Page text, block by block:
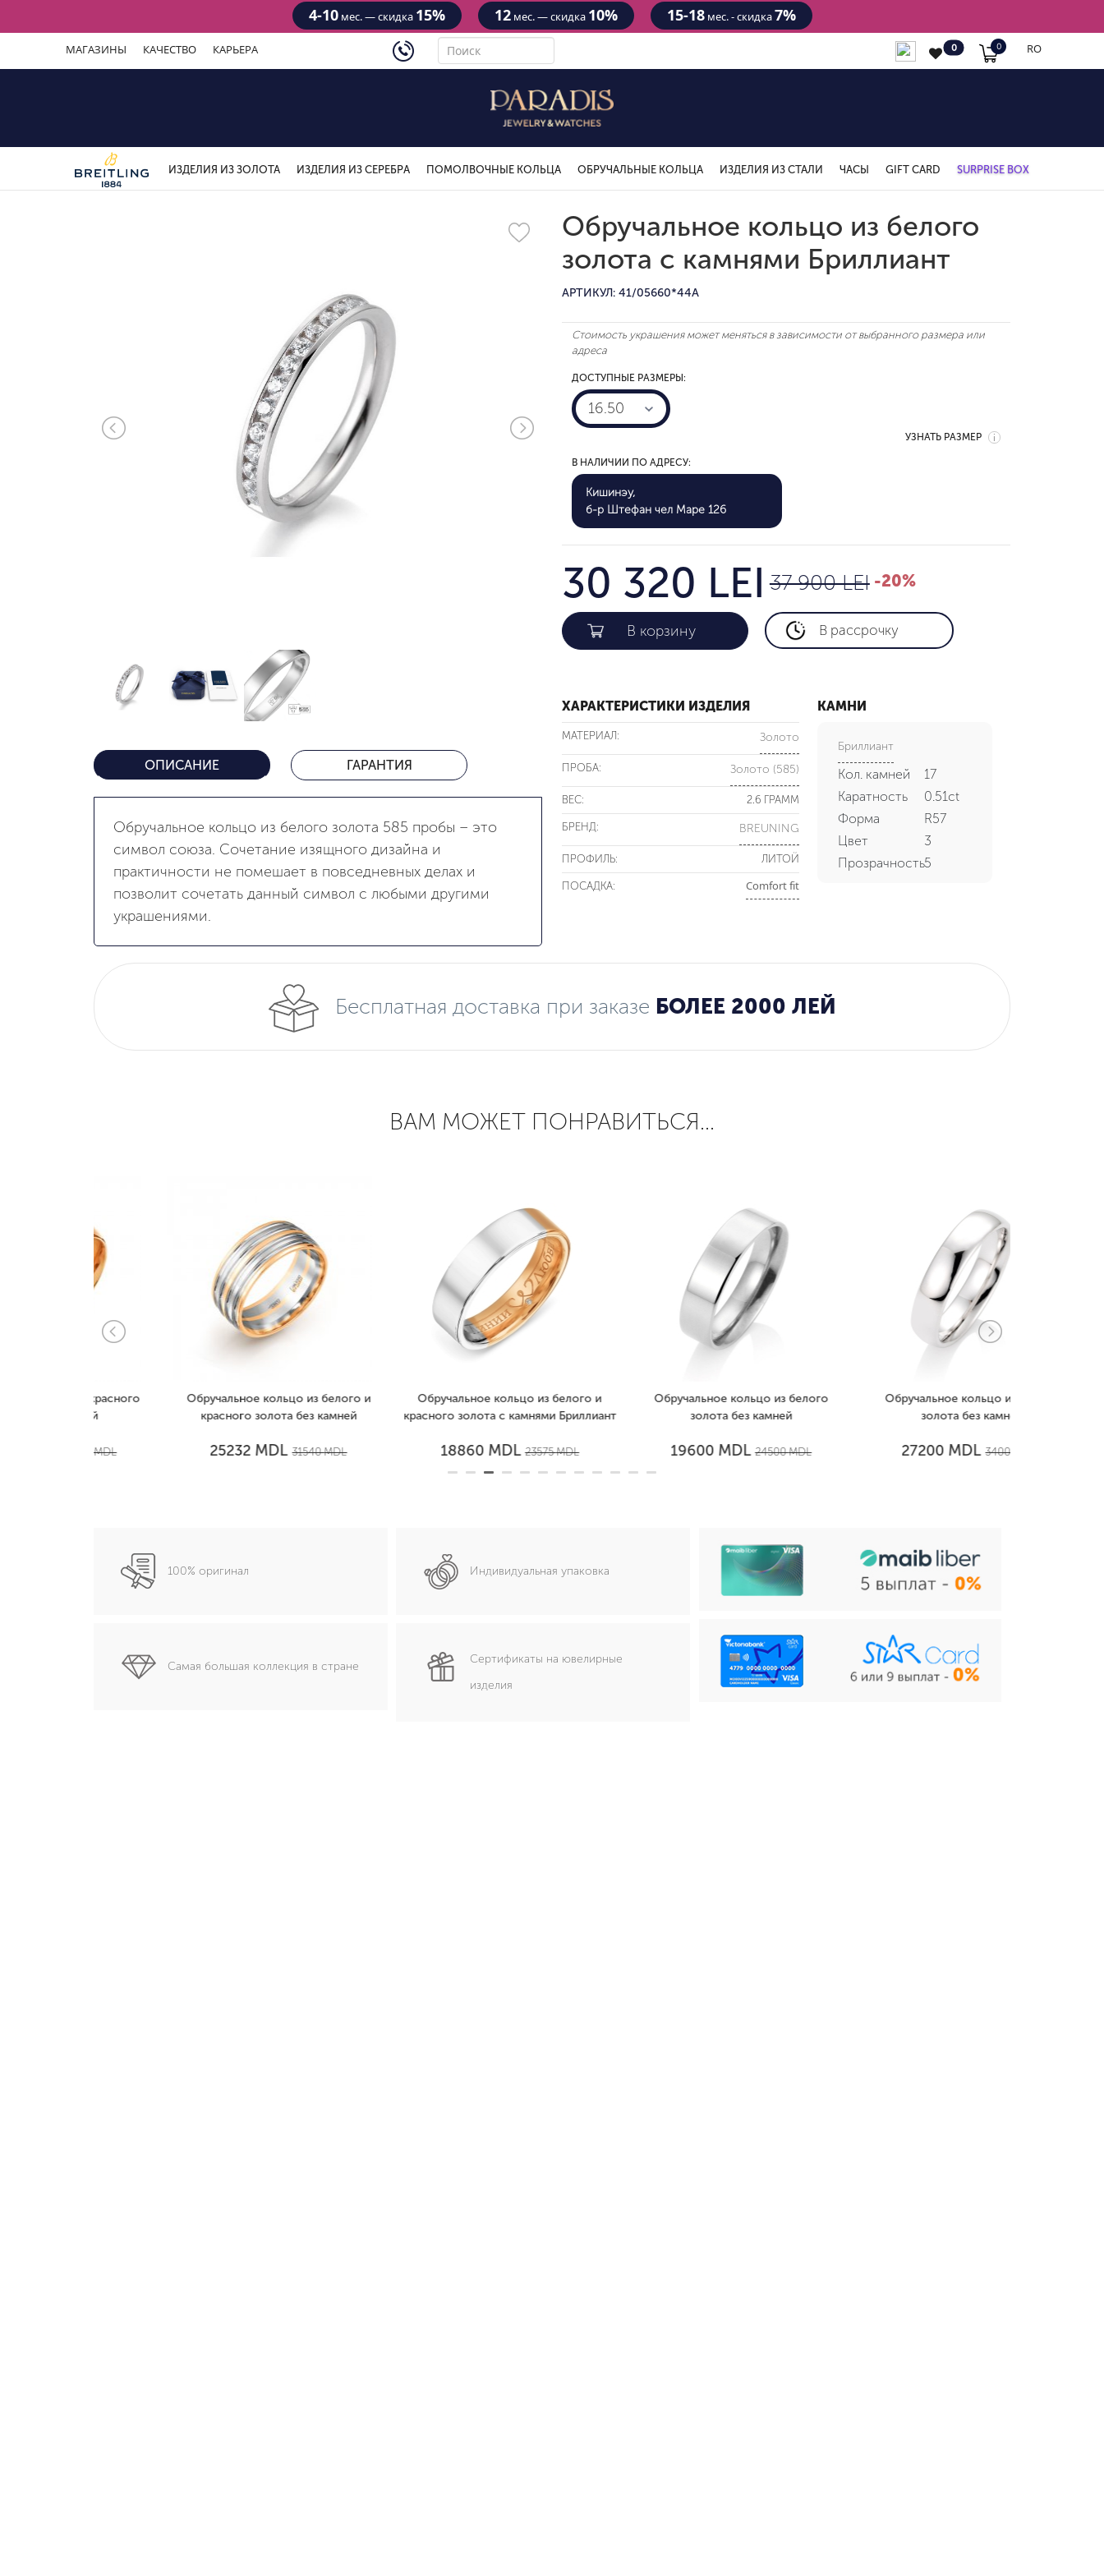
4-10мес. — скидка 15% 12мес. — скидка 10% 15-18мес. - скидка7%
МАГАЗИНЫ КАЧЕСТВО КАРЬЕРА 4434 RO
0 0
ИЗДЕЛИЯ ИЗ ЗОЛОТА ИЗДЕЛИЯ ИЗ СЕРЕБРА ПОМОЛВОЧНЫЕ КОЛЬЦА ОБРУЧАЛЬНЫЕ КОЛЬЦА ИЗДЕЛИЯ ИЗ СТАЛИ ЧАСЫ GIFT CARD SURPRISE BOX
ОПИСАНИЕ ГАРАНТИЯ
Обручальное кольцо из белого золота 585 пробы – это
символ союза. Сочетание изящного дизайна и
практичности не помешает в повседневных делах и
позволит сочетать данный символ с любыми другими
украшениями.
Обручальное кольцо из белого
золота с камнями Бриллиант
АРТИКУЛ: 41/05660*44A
Стоимость украшения может меняться в зависимости от выбранного размера или
адреса
ДОСТУПНЫЕ РАЗМЕРЫ:
16.50
УЗНАТЬ РАЗМЕР
В НАЛИЧИИ ПО АДРЕСУ:
Кишинэу,
б-р Штефан чел Маре 126
30 320 LEI 37 900 LEI -20%
В рассрочку
ХАРАКТЕРИСТИКИ ИЗДЕЛИЯ
МАТЕРИАЛ: Золото
ПРОБА: Золото (585)
ВЕС: 2.6 ГРАММ
БРЕНД: BREUNING
ПРОФИЛЬ: ЛИТОЙ
ПОСАДКА: Comfort fit
КАМНИ
Бриллиант
Кол. камней
17
Каратность
0.51ct
Форма
R57
Цвет
3
Прозрачность5
Бесплатная доставка при заказе БОЛЕЕ 2000 ЛЕЙ
ВАМ МОЖЕТ ПОНРАВИТЬСЯ...
Обручальное кольцо из белого и
красного золота без камней
MDL 31540 MDL
Обручальное кольцо из белого и
красного золота с камнями Бриллиант
MDL 23575 MDL
Обручальное кольцо из белого
золота без камней
MDL 24500 MDL
Обручальное кольцо из белого
золота без камней
MDL 34000MDL
100% оригинал
Самая большая коллекция в стране
Индивидуальная упаковка
Сертификаты на ювелирные
изделия